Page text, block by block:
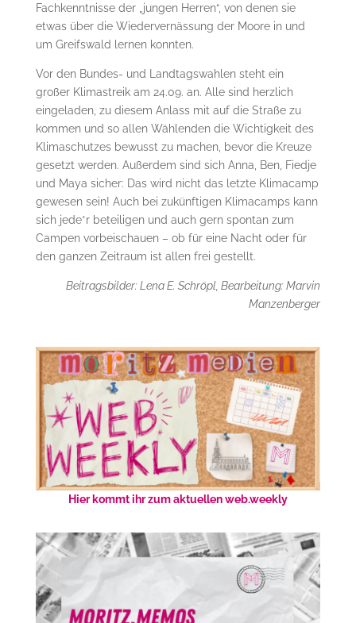
Fachkenntnisse der „jungen Herren“, von denen sie
etwas über die Wiedervernässung der Moore in und
um Greifswald lernen konnten.
Vor den Bundes- und Landtagswahlen steht ein
großer Klimastreik am 24.09. an. Alle sind herzlich
eingeladen, zu diesem Anlass mit auf die Straße zu
kommen und so allen Wählenden die Wichtigkeit des
Klimaschutzes bewusst zu machen, bevor die Kreuze
gesetzt werden. Außerdem sind sich Anna, Ben, Fiedje
und Maya sicher: Das wird nicht das letzte Klimacamp
gewesen sein! Auch bei zukünftigen Klimacamps kann
sich jede*r beteiligen und auch gern spontan zum
Campen vorbeischauen – ob für eine Nacht oder für
den ganzen Zeitraum ist allen frei gestellt.
Beitragsbilder: Lena E. Schröpl, Bearbeitung: Marvin
Manzenberger
Hier kommt ihr zum aktuellen web.weekly